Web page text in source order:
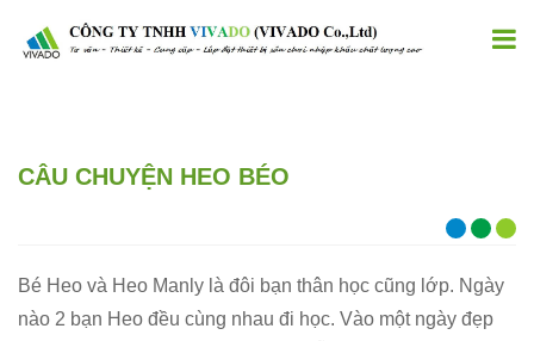
CÂU CHUYỆN HEO BÉO
Bé Heo và Heo Manly là đôi bạn thân học cũng lớp. Ngày
nào 2 bạn Heo đều cùng nhau đi học. Vào một ngày đẹp